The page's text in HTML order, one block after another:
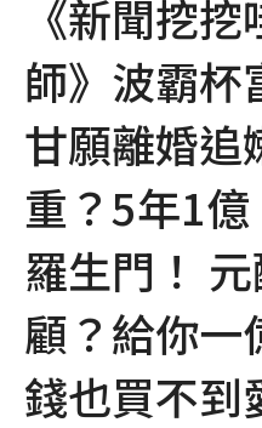
《新聞挖
師》波霸杯
甘願離婚追
重？5年1億
羅生門！
顧？給你一
錢也買不到